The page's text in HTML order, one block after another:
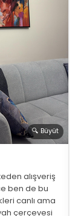
🔍 Büyüt
alışveriş
ben de bu
canlı ama
çerçevesi